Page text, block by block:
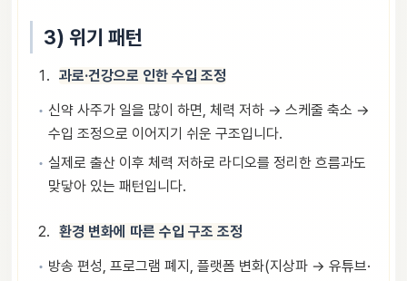
3) 위기 패턴
과로·건강으로 인한 수입 조정
신약 사주가 일을 많이 하면, 체력 저하 → 스케줄 축소 →
수입 조정으로 이어지기 쉬운 구조입니다.
실제로 출산 이후 체력 저하로 라디오를 정리한 흐름과도
맞닿아 있는 패턴입니다.
환경 변화에 따른 수입 구조 조정
방송 편성, 프로그램 폐지, 플랫폼 변화(지상파 → 유튜브·